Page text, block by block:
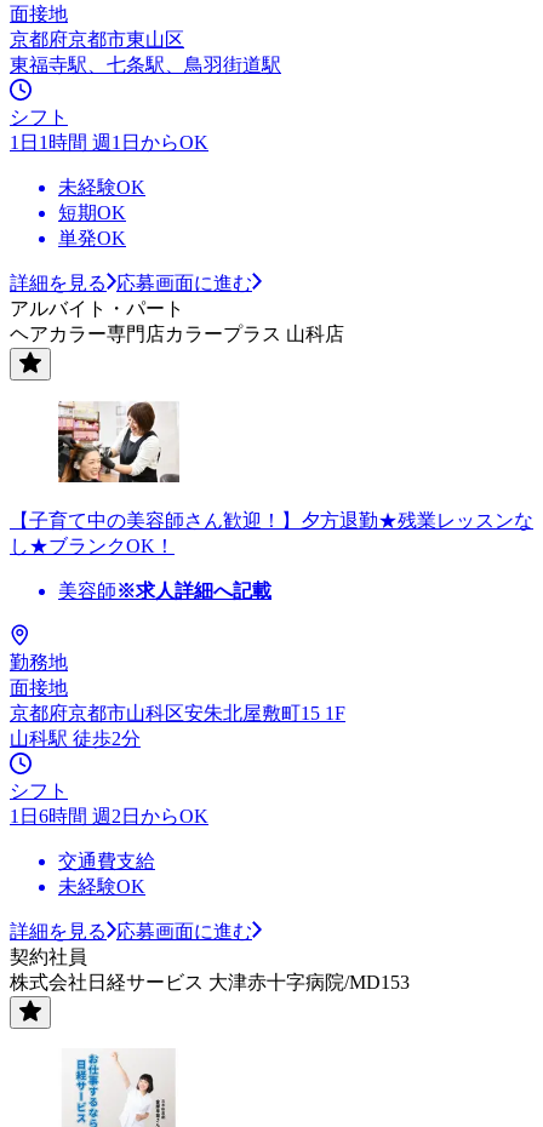
面接地
京都府京都市東山区
東福寺駅、七条駅、鳥羽街道駅
シフト
1日1時間 週1日からOK
未経験OK
短期OK
単発OK
詳細を見る
応募画面に進む
アルバイト・パート
ヘアカラー専門店カラープラス 山科店
【子育て中の美容師さん歓迎！】夕方退勤★残業レッスンな
し★ブランクOK！
美容師※求人詳細へ記載
勤務地
面接地
京都府京都市山科区安朱北屋敷町15 1F
山科駅 徒歩2分
シフト
1日6時間 週2日からOK
交通費支給
未経験OK
詳細を見る
応募画面に進む
契約社員
株式会社日経サービス 大津赤十字病院/MD153